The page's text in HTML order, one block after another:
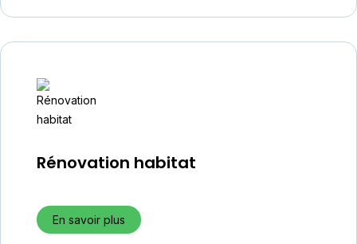
Rénovation habitat
En savoir plus